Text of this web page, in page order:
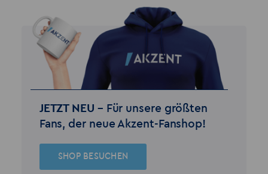
JETZT NEU – Für unsere größten
Fans, der neue Akzent-Fanshop!
SHOP BESUCHEN